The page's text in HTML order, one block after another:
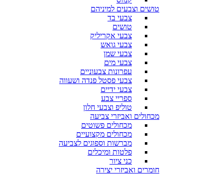
טושים וצבעים למיניהם
צבעי בד
טושים
צבעי אקריליק
צבעי גואש
צבעי שמן
צבעי מים
עפרונות צבעוניים
צבעי פסטל פנדה ושעווה
צבעי ידיים
ספריי צבע
טוליפ וצבעי חלון
מכחולים ואביזרי צביעה
מכחולים פשוטים
מכחולים מקצועיים
מברשות וספוגים לצביעה
פלטות ומיכלים
כני ציור
חומרים ואביזרי יצירה